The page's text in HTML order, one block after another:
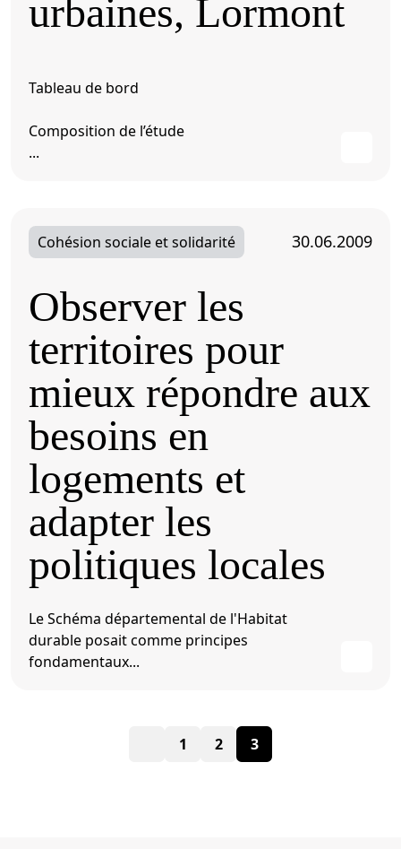
urbaines, Lormont
Tableau de bord
Composition de l’étude
...
Cohésion sociale et solidarité 30.06.2009
Observer les
territoires pour
mieux répondre aux
besoins en
logements et
adapter les
politiques locales
Le Schéma départemental de l'Habitat
durable posait comme principes
fondamentaux...
Pagination
1 2 3